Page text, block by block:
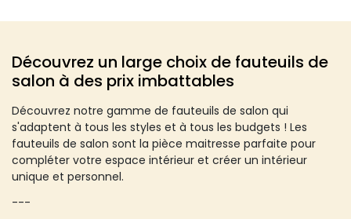
Découvrez un large choix de fauteuils de
salon à des prix imbattables
Découvrez notre gamme de fauteuils de salon qui
s'adaptent à tous les styles et à tous les budgets ! Les
fauteuils de salon sont la pièce maitresse parfaite pour
compléter votre espace intérieur et créer un intérieur
unique et personnel.
---